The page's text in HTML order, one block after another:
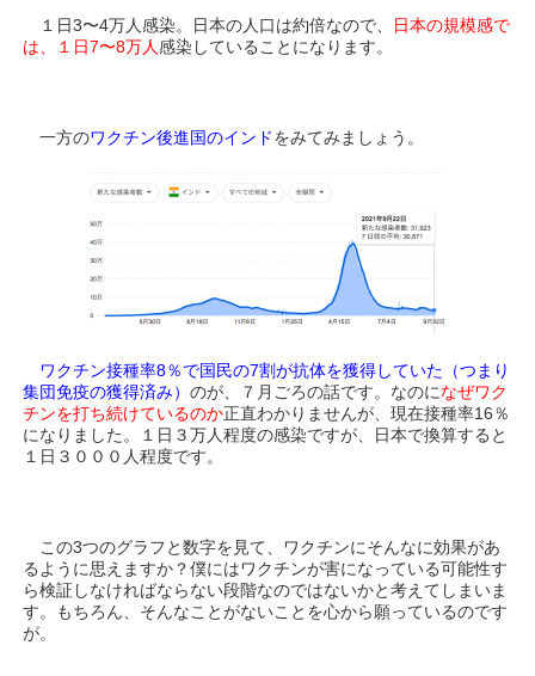
１日3〜4万人感染。日本の人口は約倍なので、 日本の規模感で
は、１日7〜8万人感染していることになります。
一方のワクチン後進国のインドをみてみましょう。
ワクチン接種率8％で国民の7割が抗体を獲得していた（つまり
集団免疫の獲得済み）のが、７月ごろの話です。なのになぜワク
チンを打ち続けているのか正直わかりませんが、現在接種率16％
になりました。１日３万人程度の感染ですが、日本で換算すると
１日３０００人程度です。
この3つのグラフと数字を見て、ワクチンにそんなに効果があ
るように思えますか？僕にはワクチンが害になっている可能性す
ら検証しなければならない段階なのではないかと考えてしまいま
す。もちろん、そんなことがないことを心から願っているのです
が。